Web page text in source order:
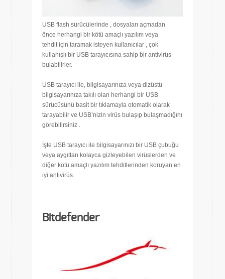
USB flash sürücülerinde , dosyaları açmadan
önce herhangi bir kötü amaçlı yazılım veya
tehdit için taramak isteyen kullanıcılar , çok
kullanışlı bir USB tarayıcısına sahip bir antivirüs
bulabilirler.
USB tarayıcı ile, bilgisayarınıza veya dizüstü
bilgisayarınıza takılı olan herhangi bir USB
sürücüsünü basit bir tıklamayla otomatik olarak
tarayabilir ve USB’nizin virüs bulaşıp bulaşmadığını
görebilirsiniz .
İşte USB tarayıcı ile bilgisayarınızı bir USB çubuğu
veya aygıttan kolayca gizleyebilen virüslerden ve
diğer kötü amaçlı yazılım tehditlerinden koruyan en
iyi antivirüs.
Bitdefender